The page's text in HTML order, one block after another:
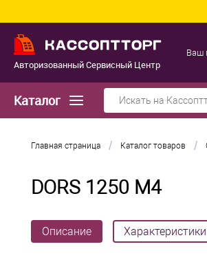
Авторизованный Сервисный Центр
Ваш
Каталог
Главная страница / Каталог товаров /
DORS 1250 M4
Описание Характеристики